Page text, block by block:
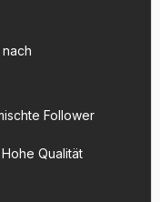
Follower
Hohe Qualität